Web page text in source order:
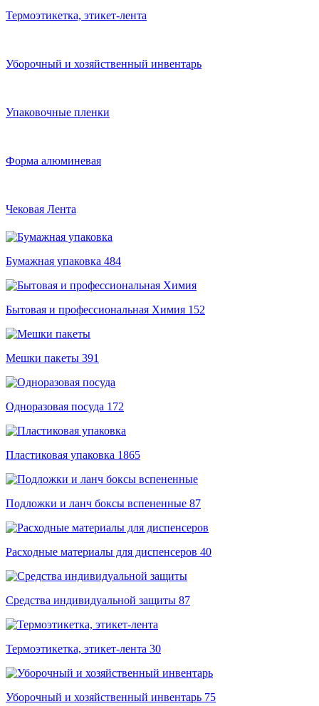
Термоэтикетка, этикет-лента
Уборочный и хозяйственный инвентарь
Упаковочные пленки
Форма алюминевая
Чековая Лента
Бумажная упаковка 484
Бытовая и профессиональная Химия 152
Мешки пакеты 391
Одноразовая посуда 172
Пластиковая упаковка 1865
Подложки и ланч боксы вспененные 87
Расходные материалы для диспенсеров 40
Средства индивидуальной защиты 87
Термоэтикетка, этикет-лента 30
Уборочный и хозяйственный инвентарь 75